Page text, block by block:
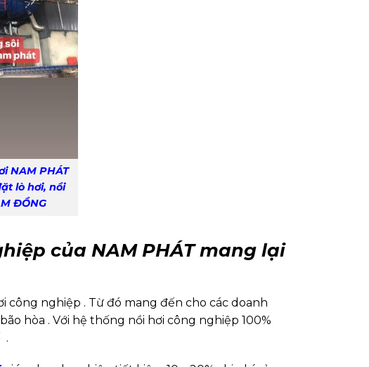
NAM PHÁT
lò hơi, nồi
ĐỒNG
của NAM PHÁT mang lại
công nghiệp . Từ đó mang đến cho các doanh
hòa . Với hệ thống nồi hơi công nghiệp 100%
.